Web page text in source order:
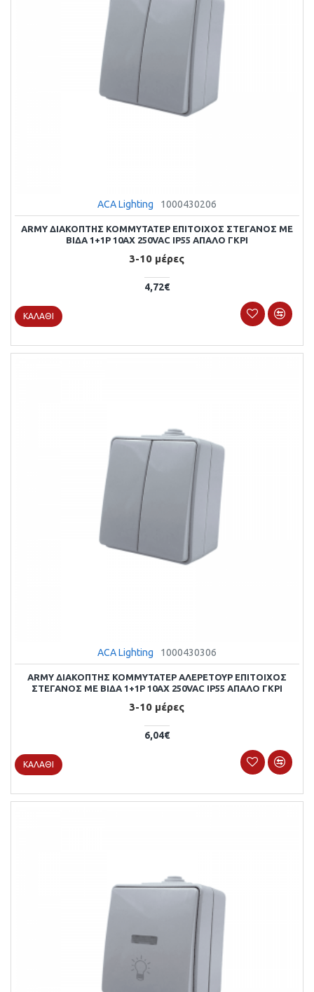
ACA Lighting 1000430206
ARMY ΔΙΑΚΟΠΤΗΣ ΚΟΜΜΥΤΑΤΕΡ ΕΠΙΤΟΙΧΟΣ ΣΤΕΓΑΝΟΣ ΜΕ
ΒΙΔΑ 1+1P 10AX 250VAC IP55 ΑΠΑΛΟ ΓΚΡΙ
3-10 μέρες
4,72€
ΚΑΛΆΘΙ
ACA Lighting 1000430306
ARMY ΔΙΑΚΟΠΤΗΣ ΚΟΜΜΥΤΑΤΕΡ ΑΛΕΡΕΤΟΥΡ ΕΠΙΤΟΙΧΟΣ
ΣΤΕΓΑΝΟΣ ΜΕ ΒΙΔΑ 1+1P 10AX 250VAC IP55 ΑΠΑΛΟ ΓΚΡΙ
3-10 μέρες
6,04€
ΚΑΛΆΘΙ